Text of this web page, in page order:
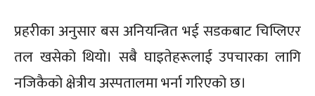
प्रहरीका अनुसार बस अनियन्त्रित भई सडकबाट चिप्लिएर
तल खसेको थियो। सबै घाइतेहरूलाई उपचारका लागि
नजिकैको क्षेत्रीय अस्पतालमा भर्ना गरिएको छ।